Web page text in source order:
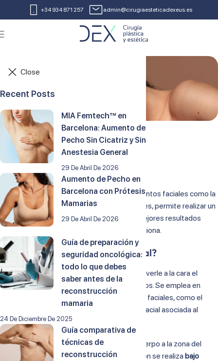
+34 934 871 257 admin@cirugiaesteticadexeus.es
Lipofilling Facial
Se asocia con frecuencia a otros procedimientos faciales como la
blefaroplastia o el lifting. En muchas ocasiones, permite realizar un
lifting cervicofacial menos agresivo y con mejores resultados
gracias al efecto rejuvenecedor que proporciona.
¿En qué consiste el lipofilling facial?
Este procedimiento se caracteriza por devolverle a la cara el
volumen que se pierde con el paso de los años. Se emplea en
cirugía reconstructiva para tratar lipoatrofias faciales, como el
síndrome de Parry-Romberg o la lipoatrofia facial asociada al
tratamiento retroviral en los pacientes VIH.
Se transfiere grasa de algunas partes del cuerpo a la zona del
rostro que se quiera modificar. La intervención se realiza bajo
Close
Recent Posts
MIA Femtech™ en
Barcelona: Aumento de
Pecho Sin Cicatriz y Sin
Anestesia General
29 De Abril De 2026
Aumento de Pecho en
Barcelona con Prótesis
Mamarias
29 De Abril De 2026
Guía de preparación y
seguridad oncológica:
todo lo que debes
saber antes de la
reconstrucción
mamaria
24 De Diciembre De 2025
Guía comparativa de
técnicas de
reconstrucción